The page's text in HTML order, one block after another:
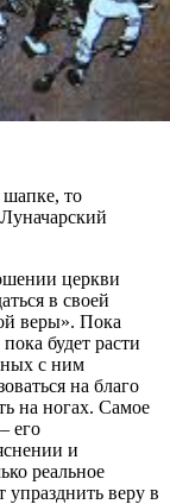
шапке, то
церкви
в своей
веры». Пока
будет расти
с ним
на благо
на ногах. Самое
его
и
реальное
веру в